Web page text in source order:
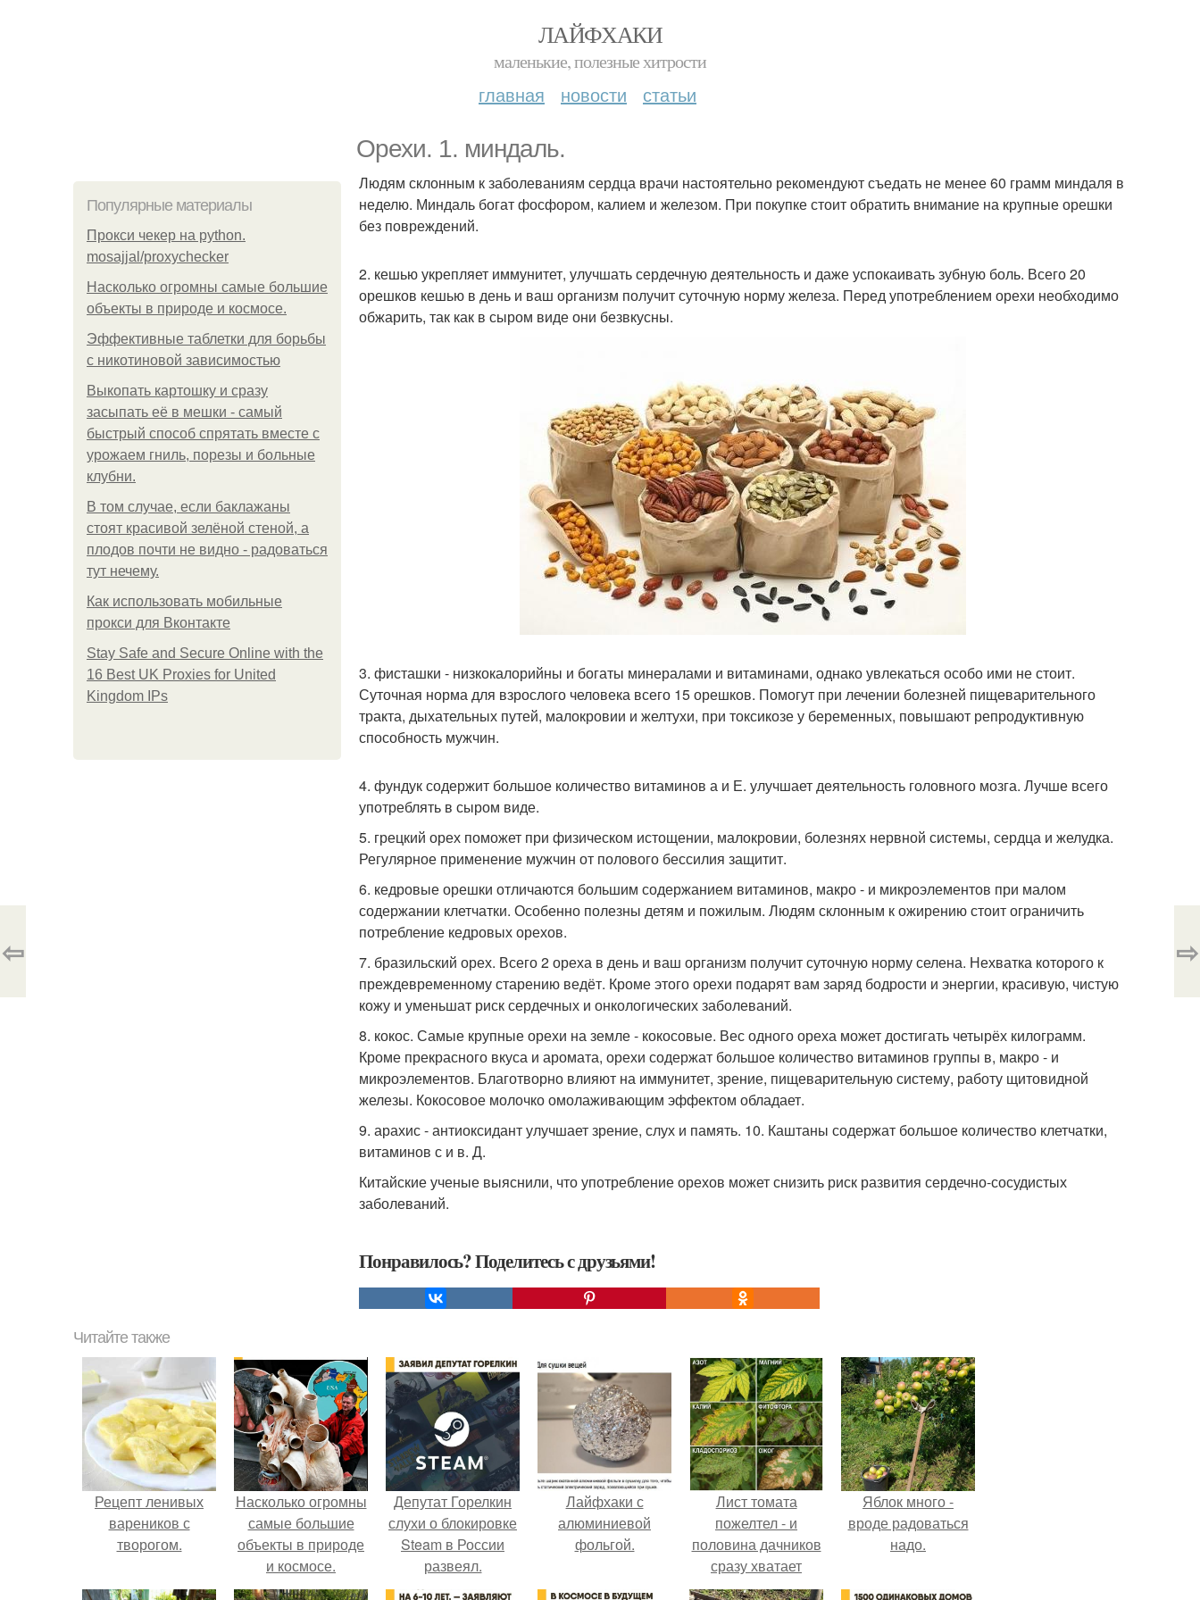
ЛАЙФХАКИ
маленькие, полезные хитрости
главная новости статьи
Орехи. 1. миндаль.
Популярные материалы
Прокси чекер на python.
mosajjal/proxychecker
Насколько огромны самые большие
объекты в природе и космосе.
Эффективные таблетки для борьбы
с никотиновой зависимостью
Выкопать картошку и сразу
засыпать её в мешки - самый
быстрый способ спрятать вместе с
урожаем гниль, порезы и больные
клубни.
В том случае, если баклажаны
стоят красивой зелёной стеной, а
плодов почти не видно - радоваться
тут нечему.
Как использовать мобильные
прокси для Вконтакте
Stay Safe and Secure Online with the
16 Best UK Proxies for United
Kingdom IPs
Людям склонным к заболеваниям сердца врачи настоятельно рекомендуют съедать не менее 60 грамм миндаля в
неделю. Миндаль богат фосфором, калием и железом. При покупке стоит обратить внимание на крупные орешки
без повреждений.
2. кешью укрепляет иммунитет, улучшать сердечную деятельность и даже успокаивать зубную боль. Всего 20
орешков кешью в день и ваш организм получит суточную норму железа. Перед употреблением орехи необходимо
обжарить, так как в сыром виде они безвкусны.
3. фисташки - низкокалорийны и богаты минералами и витаминами, однако увлекаться особо ими не стоит.
Суточная норма для взрослого человека всего 15 орешков. Помогут при лечении болезней пищеварительного
тракта, дыхательных путей, малокровии и желтухи, при токсикозе у беременных, повышают репродуктивную
способность мужчин.
4. фундук содержит большое количество витаминов а и Е. улучшает деятельность головного мозга. Лучше всего
употреблять в сыром виде.
5. грецкий орех поможет при физическом истощении, малокровии, болезнях нервной системы, сердца и желудка.
Регулярное применение мужчин от полового бессилия защитит.
6. кедровые орешки отличаются большим содержанием витаминов, макро - и микроэлементов при малом
содержании клетчатки. Особенно полезны детям и пожилым. Людям склонным к ожирению стоит ограничить
потребление кедровых орехов.
7. бразильский орех. Всего 2 ореха в день и ваш организм получит суточную норму селена. Нехватка которого к
преждевременному старению ведёт. Кроме этого орехи подарят вам заряд бодрости и энергии, красивую, чистую
кожу и уменьшат риск сердечных и онкологических заболеваний.
8. кокос. Самые крупные орехи на земле - кокосовые. Вес одного ореха может достигать четырёх килограмм.
Кроме прекрасного вкуса и аромата, орехи содержат большое количество витаминов группы в, макро - и
микроэлементов. Благотворно влияют на иммунитет, зрение, пищеварительную систему, работу щитовидной
железы. Кокосовое молочко омолаживающим эффектом обладает.
9. арахис - антиоксидант улучшает зрение, слух и память. 10. Каштаны содержат большое количество клетчатки,
витаминов с и в. Д.
Китайские ученые выяснили, что употребление орехов может снизить риск развития сердечно-сосудистых
заболеваний.
Понравилось? Поделитесь с друзьями!
⇦ ⇨
Читайте также
Рецепт ленивых
вареников с
творогом.
Насколько огромны
самые большие
объекты в природе
и космосе.
Депутат Горелкин
слухи о блокировке
Steam в России
развеял.
Лайфхаки с
алюминиевой
фольгой.
Лист томата
пожелтел - и
половина дачников
сразу хватает
удобрение.
Яблок много -
вроде радоваться
надо.